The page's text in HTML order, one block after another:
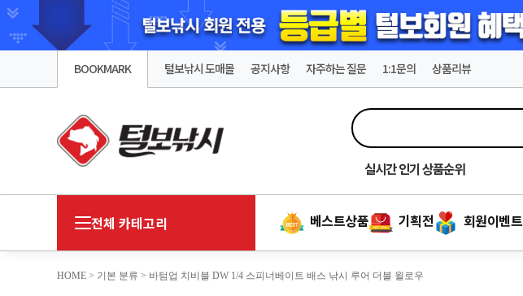
BOOKMARK 털보낚시 도매몰 공지사항 자주하는 질문 1:1문의 상품리뷰
실시간인기 상품순위
전체 카테고리 베스트상품 기획전 회원이벤트
HOME > 기본 분류 > 바텀업 치비블 DW 1/4 스피너베이트 배스 낚시 루어 더블 윌로우